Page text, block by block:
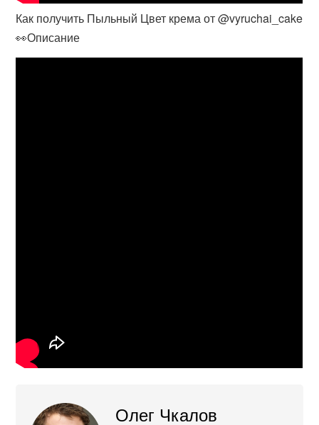
Как получить Пыльный Цвет крема от @vyruchai_cake
👀Описание
Олег Чкалов